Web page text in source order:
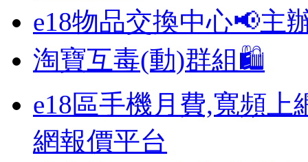
e18物品交換中心📢主
淘寶互毒(動)群組🛍️
e18區手機月費,寬頻上
網報價平台